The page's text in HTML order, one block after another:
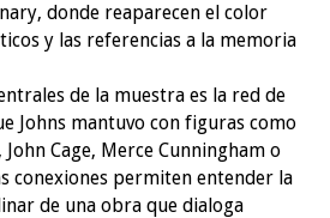
donde reaparecen el color
y las referencias a la memoria
de la muestra es la red de
Johns mantuvo con figuras como
Cage, Merce Cunningham o
conexiones permiten entender la
de una obra que dialoga